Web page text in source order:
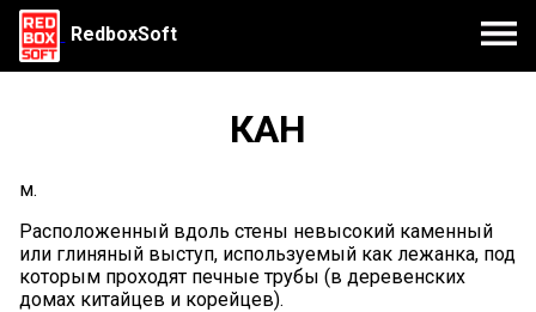
RedboxSoft
КАН
м.
Расположенный вдоль стены невысокий каменный
или глиняный выступ, используемый как лежанка, под
которым проходят печные трубы (в деревенских
домах китайцев и корейцев).